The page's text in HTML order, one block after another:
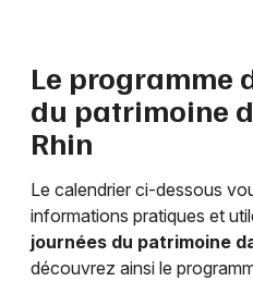
Le programme
du patrimoine
Rhin
Le calendrier ci-dessous
informations pratiques et
journées du patrimoine
découvrez ainsi le